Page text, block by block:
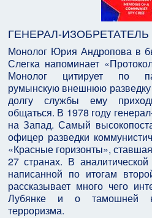
ГЕНЕРАЛ-ИЗОБРЕТАТЕЛЬ
Монолог Юрия Андропова в
Слегка напоминает
Монолог цитирует по
румынскую внешнюю
долгу службы ему
общаться. В 1978 году
на Запад. Самый
офицер разведки
«Красные горизонты»,
27 странах. В
написанной по итогам
рассказывает много чего
Лубянке и о тамошней
терроризма.